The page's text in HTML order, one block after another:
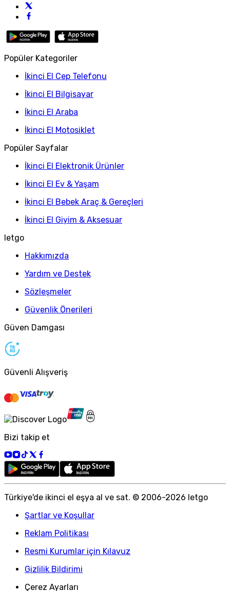
Popüler Kategoriler
İkinci El Cep Telefonu
İkinci El Bilgisayar
İkinci El Araba
İkinci El Motosiklet
Popüler Sayfalar
İkinci El Elektronik Ürünler
İkinci El Ev & Yaşam
İkinci El Bebek Araç & Gereçleri
İkinci El Giyim & Aksesuar
letgo
Hakkımızda
Yardım ve Destek
Sözleşmeler
Güvenlik Önerileri
Güven Damgası
Güvenli Alışveriş
Bizi takip et
Türkiye'de ikinci el eşya al ve sat. © 2006-2026 letgo
Şartlar ve Koşullar
Reklam Politikası
Resmi Kurumlar için Kılavuz
Gizlilik Bildirimi
Çerez Ayarları